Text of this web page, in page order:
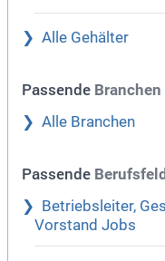
Alle Gehälter
Passende Branchen
Alle Branchen
Passende
Betriebsleiter,
Vorstand Jobs